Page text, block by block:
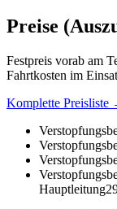
Preise
Festpreis vorab am
Fahrtkosten im
Komplette Preisliste
Hauptleitung